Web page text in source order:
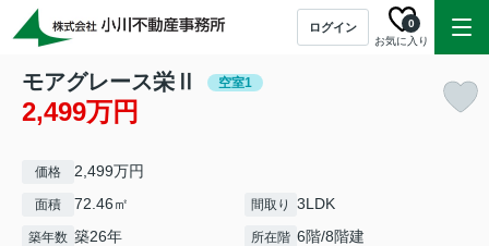
ログイン
お気に入り
0
モアグレース栄Ⅱ 空室1
2,499万円
価格 2,499万円
面積 72.46㎡ 間取り 3LDK
築年数 築26年 所在階 6階/8階建